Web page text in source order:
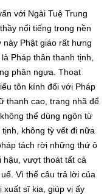
với Ngài Tuệ Trung
nổi tiếng trong nền
này Phật giáo rất hưng
Pháp thân thanh tịnh,
phân ngựa. Thoạt
tôn kính đối với Pháp
thanh cao, trang nhã để
thể dùng ngôn từ
không tỳ vết đi nữa
tách rời những thứ ô
hậu, vượt thoát tất cả
Vì thế câu trả lời của
xuất sĩ kia, giúp vị ấy